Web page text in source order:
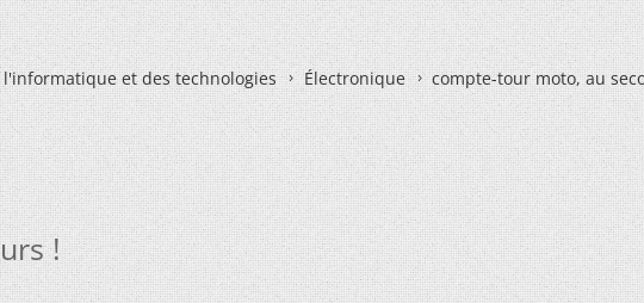
et des technologies Électronique compte-tour moto, au
!